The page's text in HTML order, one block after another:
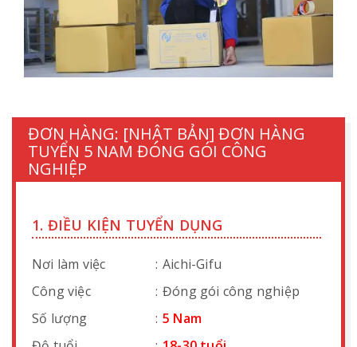
ĐƠN HÀNG: [NHẬT BẢN] ĐƠN HÀNG
TUYỂN 5 NAM ĐÓNG GÓI CÔNG
NGHIỆP
1. ĐIỀU KIỆN TUYỂN DỤNG
Nơi làm việc : Aichi-Gifu
Công việc
: Đóng gói công nghiệp
Số lượng
: 5 Nam